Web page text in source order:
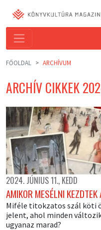
FŐOLDAL ARCHÍVUM
ARCHÍV CIKKEK
2024. JÚNIUS 11., KEDD
AMIKOR MESÉLNI KEZDTEK
Miféle titokzatos szál köti
jelent, ahol minden
ugyanaz marad?